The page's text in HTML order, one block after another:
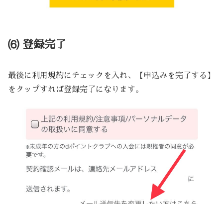
⑹ 登録完了
最後に利用規約にチェックを入れ、【申込みを完了する】
をタップすれば登録完了になります。